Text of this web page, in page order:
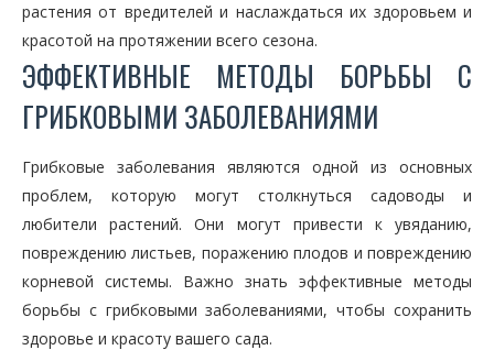
растения от вредителей и наслаждаться их здоровьем и
красотой на протяжении всего сезона.
ЭФФЕКТИВНЫЕ МЕТОДЫ БОРЬБЫ С
ГРИБКОВЫМИ ЗАБОЛЕВАНИЯМИ
Грибковые заболевания являются одной из основных
проблем, которую могут столкнуться садоводы и
любители растений. Они могут привести к увяданию,
повреждению листьев, поражению плодов и повреждению
корневой системы. Важно знать эффективные методы
борьбы с грибковыми заболеваниями, чтобы сохранить
здоровье и красоту вашего сада.